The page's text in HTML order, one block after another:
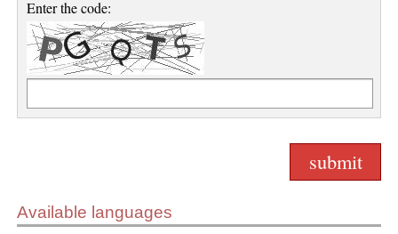
Enter the code:
Available languages